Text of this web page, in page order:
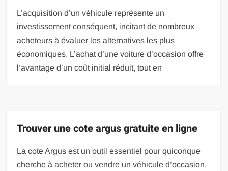
L’acquisition d’un véhicule représente un
investissement conséquent, incitant de nombreux
acheteurs à évaluer les alternatives les plus
économiques. L’achat d’une voiture d’occasion offre
l’avantage d’un coût initial réduit, tout en
Trouver une cote argus gratuite en ligne
La cote Argus est un outil essentiel pour quiconque
cherche à acheter ou vendre un véhicule d’occasion.